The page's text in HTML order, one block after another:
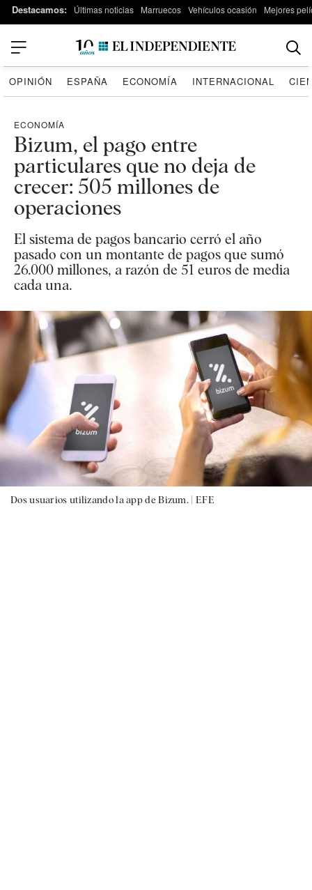
Destacamos: Últimas noticias Marruecos Vehículos ocasión Mejores
OPINIÓN ESPAÑA ECONOMÍA INTERNACIONAL
ECONOMÍA
Bizum, el pago entre
particulares que no deja de
crecer: 505 millones de
operaciones
El sistema de pagos bancario cerró el año
pasado con un montante de pagos que sumó
26.000 millones, a razón de 51 euros de media
cada una.
Dos usuarios utilizando la app de Bizum. | EFE